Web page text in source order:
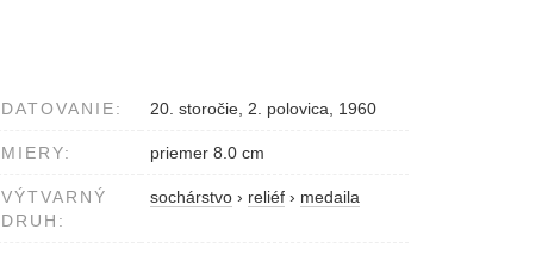
DATOVANIE: 20. storočie, 2. polovica, 1960
MIERY: priemer 8.0 cm
VÝTVARNÝ
DRUH:
sochárstvo › reliéf › medaila